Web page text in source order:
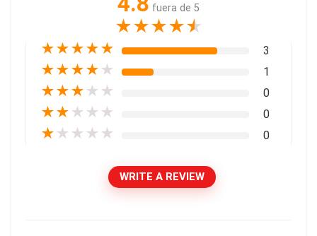
fuera de 5
★★★★★
★★★★★ 3
★★★★ ★ 1
★★★ ★ ★ 0
★★ ★ ★ ★ 0
★ ★ ★ ★ ★ 0
WRITE A REVIEW